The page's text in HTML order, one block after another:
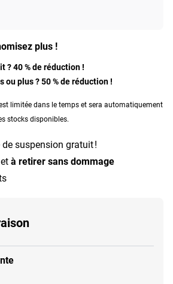
plus !
? 40 % de réduction !
ou plus ? 50 % de réduction !
limitée dans le temps et sera automatiquement
stocks disponibles.
suspension gratuit !
à retirer sans dommage